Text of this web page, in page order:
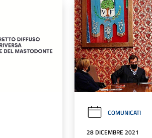
COMUNICATI
28 DICEMBRE 2021